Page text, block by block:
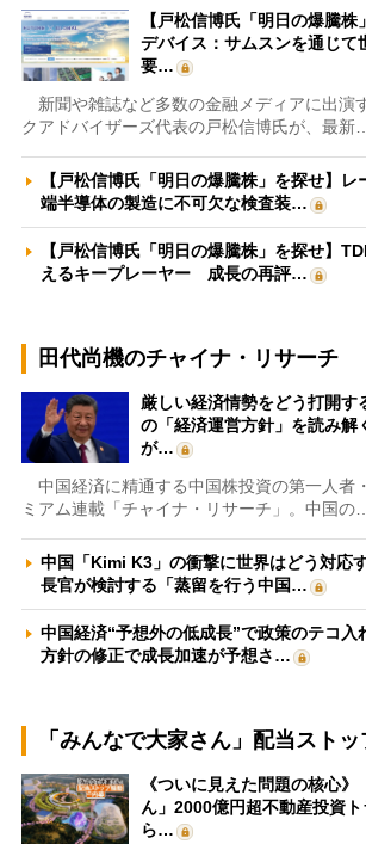
【戸松信博氏「明日の爆騰
デバイス：サムスンを通じて
要…
新聞や雑誌など多数の金融メディアに出演
クアドバイザーズ代表の戸松信博氏が、最新…
【戸松信博氏「明日の爆騰株」を探せ】
端半導体の製造に不可欠な検査装…
【戸松信博氏「明日の爆騰株」を探せ】
えるキープレーヤー 成長の再評…
田代尚機のチャイナ・リサーチ
厳しい経済情勢をどう打開す
の「経済運営方針」を読み
が…
中国経済に精通する中国株投資の第一人者
ミアム連載「チャイナ・リサーチ」。中国の…
中国「Kimi K3」の衝撃に世界はどう対応
長官が検討する「蒸留を行う中国…
中国経済“予想外の低成長”で政策のテコ
方針の修正で成長加速が予想さ…
「みんなで大家さん」配当スト
《ついに見えた問題の核心》
ん」2000億円超不動産投資ト
ら…